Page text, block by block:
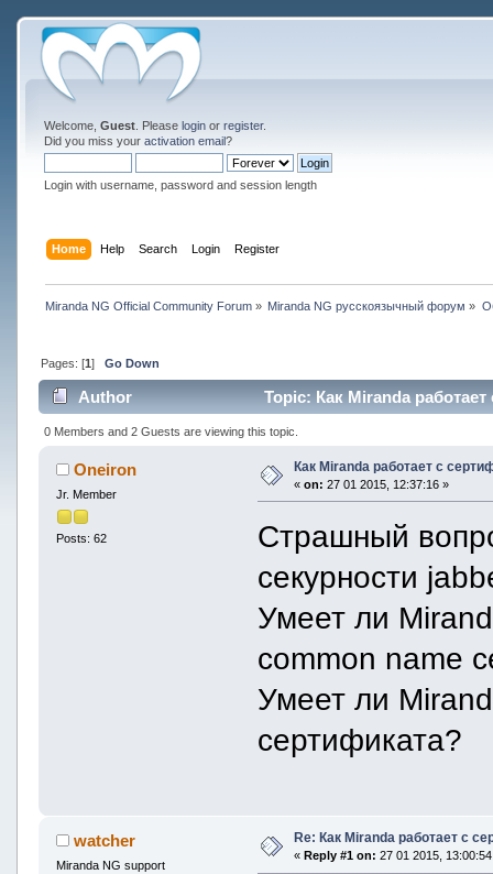
Welcome, Guest. Please loginor register.
Did you miss your activation email?
Login with username, password and session length
Home Help Search Login Register
Miranda NG Official Community Forum» Miranda NG русскоязычный форум »
Pages: [1] Go Down
Author Topic: Как Miranda
0 Members and 2 Guests are viewing this topic.
Oneiron
Jr. Member
Posts: 62
Как Miranda работает с
« on: 27 01 2015, 12:37:16 »
Страшный
секурности
Умеет ли
common name
Умеет ли
сертификата?
watcher
Miranda NG support
Re: Как Miranda работает с
« Reply #1 on: 27 01 2015,